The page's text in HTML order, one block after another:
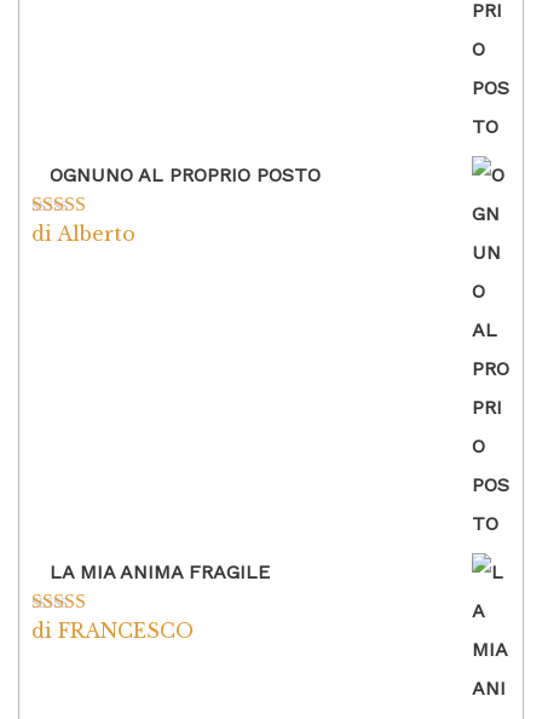
OGNUNO AL PROPRIO POSTO
Valutato5su
di Alberto
LA MIA ANIMA FRAGILE
Valutato5su
di FRANCESCO